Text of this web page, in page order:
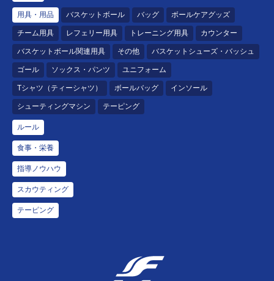
用具・用品 バスケットボール バッグ ボールケアグッズ
チーム用具 レフェリー用具 トレーニング用具 カウンター
バスケットボール関連用具 その他 バスケットシューズ・バッシュ
ゴール ソックス・パンツ ユニフォーム
Tシャツ（ティーシャツ） ボールバッグ インソール
シューティングマシン テーピング
ルール
食事・栄養
指導ノウハウ
スカウティング
テーピング